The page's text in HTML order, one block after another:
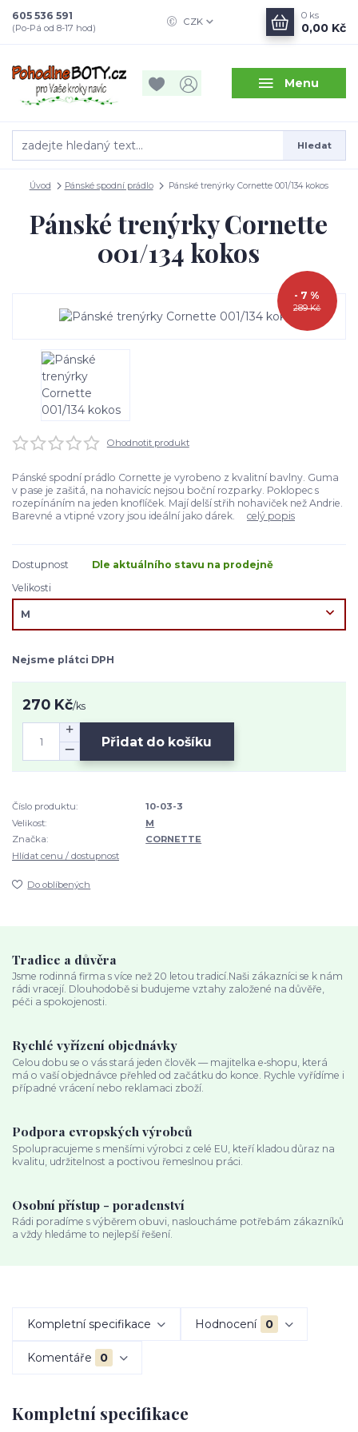
Menu
CZK
Hledat
605 536 591
(Po-Pá od 8-17 hod)
0 ks
0,00 Kč
Úvod Pánské spodní prádlo Pánské trenýrky Cornette 001/134 kokos
Pánské trenýrky Cornette
001/134 kokos
289 Kč
- 7 %
Ohodnotit produkt
Pánské spodní prádlo Cornette je vyrobeno z kvalitní bavlny. Guma
v pase je zašitá, na nohavicíc nejsou boční rozparky. Poklopec s
rozepínáním na jeden knoflíček. Mají delší střih nohaviček než Andrie.
Barevné a vtipné vzory jsou ideální jako dárek. celý popis
Dostupnost
Dle aktuálního stavu na prodejně
Velikosti
Nejsme plátci DPH
270 Kč/ks
Přidat do košíku
Číslo produktu:
10-03-3
Velikost:
M
Značka:
CORNETTE
Hlídat cenu / dostupnost
Do oblíbených
Tradice a důvěra
Jsme rodinná firma s více než 20 letou tradicí.Naši zákazníci se k nám
rádi vracejí. Dlouhodobě si budujeme vztahy založené na důvěře,
péči a spokojenosti.
Rychlé vyřízení objednávky
Celou dobu se o vás stará jeden člověk — majitelka e‑shopu, která
má o vaší objednávce přehled od začátku do konce. Rychle vyřídíme i
případné vrácení nebo reklamaci zboží.
Podpora evropských výrobců
Spolupracujeme s menšími výrobci z celé EU, kteří kladou důraz na
kvalitu, udržitelnost a poctivou řemeslnou práci.
Osobní přístup - poradenství
Rádi poradíme s výběrem obuvi, nasloucháme potřebám zákazníků
a vždy hledáme to nejlepší řešení.
Kompletní specifikace Hodnocení 0
Komentáře 0
Kompletní specifikace